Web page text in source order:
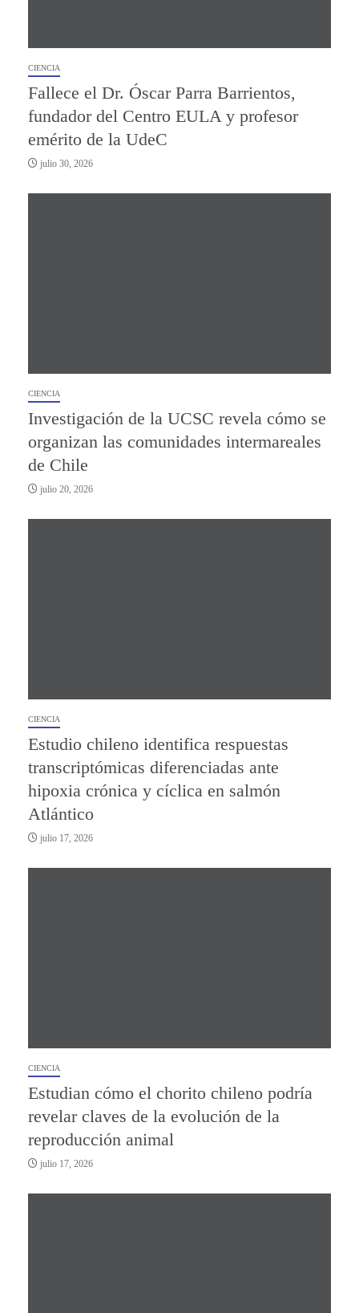
CIENCIA
Fallece el Dr. Óscar Parra Barrientos,
fundador del Centro EULA y profesor
emérito de la UdeC
julio 30, 2026
CIENCIA
Investigación de la UCSC revela cómo se
organizan las comunidades intermareales
de Chile
julio 20, 2026
CIENCIA
Estudio chileno identifica respuestas
transcriptómicas diferenciadas ante
hipoxia crónica y cíclica en salmón
Atlántico
julio 17, 2026
CIENCIA
Estudian cómo el chorito chileno podría
revelar claves de la evolución de la
reproducción animal
julio 17, 2026